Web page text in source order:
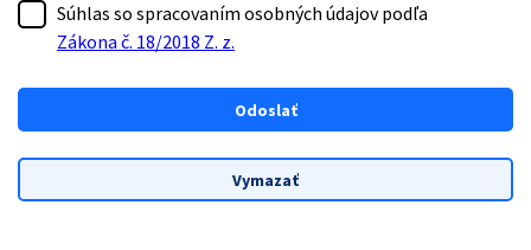
Súhlas so spracovaním osobných údajov podľa
Zákona č. 18/2018 Z. z.